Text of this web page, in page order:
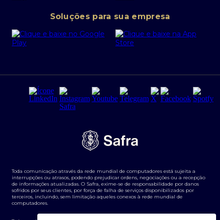
Portal da Privacidade
PRSAC
Regras e Parâmetros de Atuação Banco Safra
Segurança da Informação
Tarifas e serviços Pessoa Física
Transparência de remuneração
Termos e Condições para Portabilidade de Investimento
Cartão Safra Empresas
Empréstimo e financiamentos PJ
Derivativos
Agronegócios
Soluções para sua empresa
Toda comunicação através da rede mundial de computadores está sujeita a
interrupções ou atrasos, podendo prejudicar ordens, negociações ou a recepção
de informações atualizadas. O Safra, exime-se de responsabilidade por danos
sofridos por seus clientes, por força de falha de serviços disponibilizados por
terceiros, incluindo, sem limitação aqueles conexos à rede mundial de
computadores.